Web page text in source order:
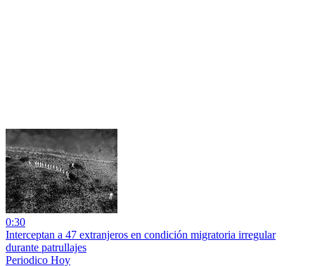
0:30
Interceptan a 47 extranjeros en condición migratoria irregular
durante patrullajes
Periodico Hoy